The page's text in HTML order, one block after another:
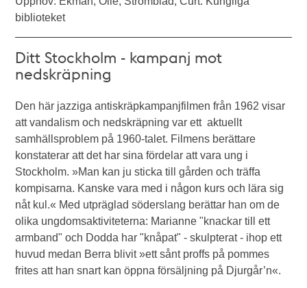
biblioteket
Ditt Stockholm - kampanj mot
nedskräpning
Den här jazziga antiskräpkampanjfilmen från 1962 visar
att vandalism och nedskräpning var ett aktuellt
samhällsproblem på 1960-talet. Filmens berättare
konstaterar att det har sina fördelar att vara ung i
Stockholm. »Man kan ju sticka till gården och träffa
kompisarna. Kanske vara med i någon kurs och lära sig
nåt kul.« Med utpräglad söderslang berättar han om de
olika ungdomsaktiviteterna: Marianne "knackar till ett
armband" och Dodda har "knåpat" - skulpterat - ihop ett
huvud medan Berra blivit »ett sånt proffs på pommes
frites att han snart kan öppna försäljning på Djurgår’n«.